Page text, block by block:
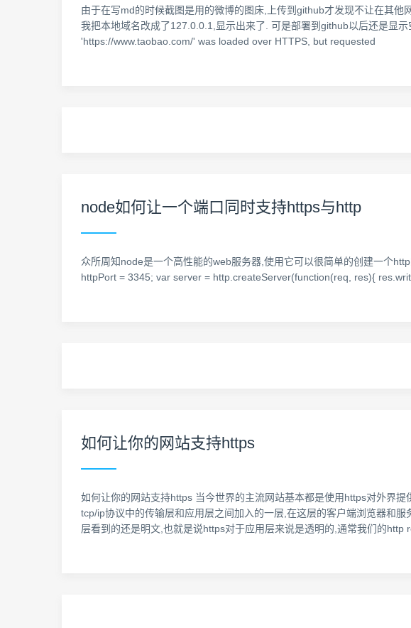
由于在写md的时候截图是用的微博的图床,上传到github才发现不让在其
我把本地域名改成了127.0.0.1,显示出来了. 可是部署到github以后还是显
'https://www.taobao.com/' was loaded over HTTPS, but requested
node如何让一个端口同时支持https与http
众所周知node是一个高性能的web服务器,使用它可以很简单的创建一个
httpPort = 3345; var server = http.createServer(function(req, res){
如何让你的网站支持https
如何让你的网站支持https 当今世界的主流网站基本都是使用https对外界
tcp/ip协议中的传输层和应用层之间加入的一层,在这层的客户端浏览器和
层看到的还是明文,也就是说https对于应用层来说是透明的,通常我们的http